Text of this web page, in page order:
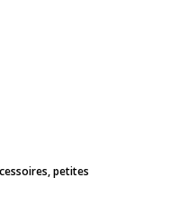
petites